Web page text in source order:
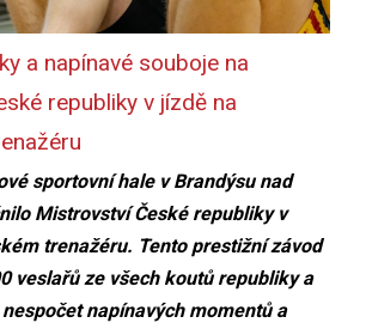
a napínavé souboje na
republiky v jízdě na
sportovní hale v Brandýsu nad
Mistrovství České republiky v
trenažéru. Tento prestižní závod
veslařů ze všech koutů republiky a
napínavých momentů a